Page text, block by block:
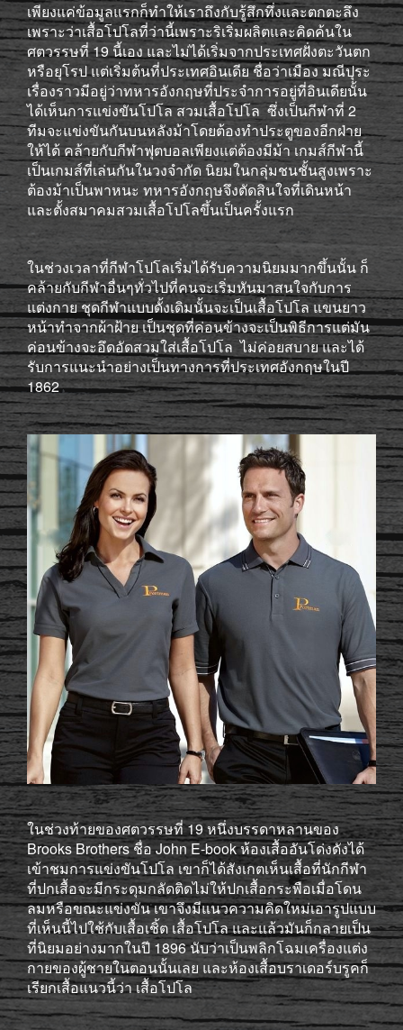
เพียงแค่ข้อมูลแรกก็ทำให้เราถึงกับรู้สึกทึ่งและตกตะลึง
เพราะว่าเสื้อโปโลที่ว่านี้เพราะริเริ่มผลิตและคิดค้นใน
ศตวรรษที่ 19 นี้เอง และไม่ได้เริ่มจากประเทศฝั่งตะวันตก
หรือยุโรป แต่เริ่มต้นที่ประเทศอินเดีย ชื่อว่าเมือง มณีปุระ
เรื่องราวมีอยู่ว่าทหารอังกฤษที่ประจำการอยู่ที่อินเดียนั้น
ได้เห็นการแข่งขันโปโล สวมเสื้อโปโล ซึ่งเป็นกีฬาที่ 2
ทีมจะแข่งขันกันบนหลังม้าโดยต้องทำประตูของอีกฝ่าย
ให้ได้ คล้ายกับกีฬาฟุตบอลเพียงแต่ต้องมีม้า เกมส์กีฬานี้
เป็นเกมส์ที่เล่นกันในวงจำกัด นิยมในกลุ่มชนชั้นสูงเพราะ
ต้องม้าเป็นพาหนะ ทหารอังกฤษจึงตัดสินใจที่เดินหน้า
และตั้งสมาคมสวมเสื้อโปโลขึ้นเป็นครั้งแรก
ในช่วงเวลาที่กีฬาโปโลเริ่มได้รับความนิยมมากขึ้นนั้น ก็
คล้ายกับกีฬาอื่นๆทั่วไปที่คนจะเริ่มหันมาสนใจกับการ
แต่งกาย ชุดกีฬาแบบดั้งเดิมนั้นจะเป็นเสื้อโปโล แขนยาว
หน้าทำจากผ้าฝ้าย เป็นชุดที่ค่อนข้างจะเป็นพิธีการแต่มัน
ค่อนข้างจะอึดอัดสวมใส่เสื้อโปโล ไม่ค่อยสบาย และได้
รับการแนะนำอย่างเป็นทางการที่ประเทศอังกฤษในปี
1862
ในช่วงท้ายของศตวรรษที่ 19 หนึ่งบรรดาหลานของ
Brooks Brothers ชื่อ John E-book ห้องเสื้ออันโด่งดังได้
เข้าชมการแข่งขันโปโล เขาก็ได้สังเกตเห็นเสื้อที่นักกีฬา
ที่ปกเสื้อจะมีกระดุมกลัดติดไม่ให้ปกเสื้อกระพือเมื่อโดน
ลมหรือขณะแข่งขัน เขาจึงมีแนวความคิดใหม่เอารูปแบบ
ที่เห็นนี้ไปใช้กับเสื้อเชิ้ต เสื้อโปโล และแล้วมันก็กลายเป็น
ที่นิยมอย่างมากในปี 1896 นับว่าเป็นพลิกโฉมเครื่องแต่ง
กายของผู้ชายในตอนนั้นเลย และห้องเสื้อบราเดอร์บรูคก็
เรียกเสื้อแนวนี้ว่า เสื้อโปโล